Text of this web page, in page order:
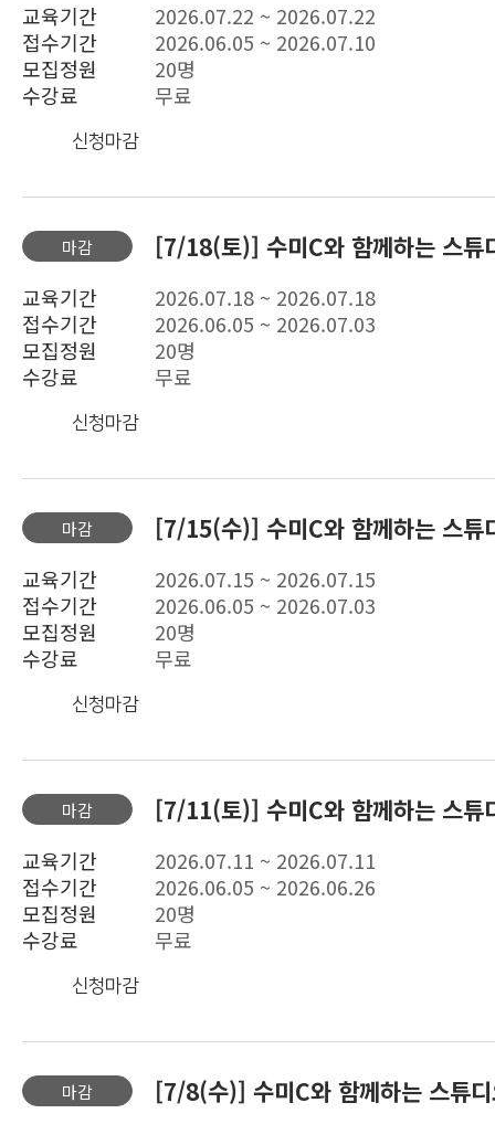
교육기간
2026.07.22 ~ 2026.07.22
접수기간
2026.06.05 ~ 2026.07.10
모집정원
20명
수강료
무료
신청마감
마감 [7/18(토)] 수미C와 함께하는 스튜
교육기간
2026.07.18 ~ 2026.07.18
접수기간
2026.06.05 ~ 2026.07.03
모집정원
20명
수강료
무료
신청마감
마감 [7/15(수)] 수미C와 함께하는 스튜
교육기간
2026.07.15 ~ 2026.07.15
접수기간
2026.06.05 ~ 2026.07.03
모집정원
20명
수강료
무료
신청마감
마감 [7/11(토)] 수미C와 함께하는 스튜
교육기간
2026.07.11 ~ 2026.07.11
접수기간
2026.06.05 ~ 2026.06.26
모집정원
20명
수강료
무료
신청마감
마감 [7/8(수)] 수미C와 함께하는 스튜